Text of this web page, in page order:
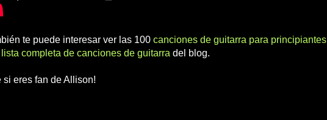
te puede interesar ver las 100 canciones de guitarra para principiantes
lista completa de canciones de guitarra del blog.
si eres fan de Allison!